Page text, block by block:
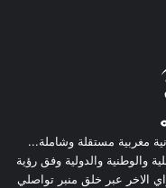
إلكترونية مغربية مستقلة وشاملة...
والوطنية والدولية وفق رؤية
الاخر عبر خلق منبر تواصلي